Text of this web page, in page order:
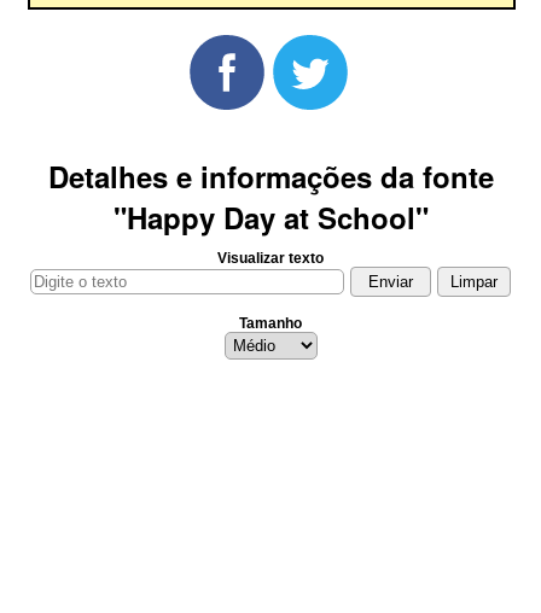
Detalhes e informações da fonte
"Happy Day at School"
Visualizar texto
Tamanho